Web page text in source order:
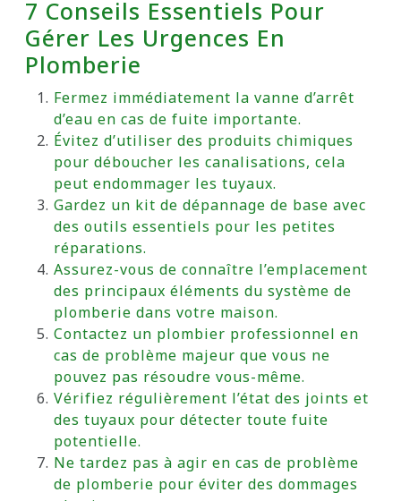
7 Conseils Essentiels Pour
Gérer Les Urgences En
Plomberie
Fermez immédiatement la vanne d’arrêt
d’eau en cas de fuite importante.
Évitez d’utiliser des produits chimiques
pour déboucher les canalisations, cela
peut endommager les tuyaux.
Gardez un kit de dépannage de base avec
des outils essentiels pour les petites
réparations.
Assurez-vous de connaître l’emplacement
des principaux éléments du système de
plomberie dans votre maison.
Contactez un plombier professionnel en
cas de problème majeur que vous ne
pouvez pas résoudre vous-même.
Vérifiez régulièrement l’état des joints et
des tuyaux pour détecter toute fuite
potentielle.
Ne tardez pas à agir en cas de problème
de plomberie pour éviter des dommages